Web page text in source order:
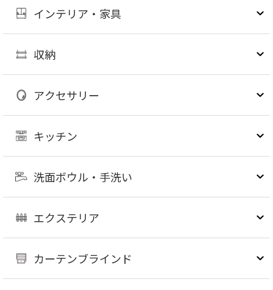
インテリア・家具
収納
アクセサリー
キッチン
洗面ボウル・手洗い
エクステリア
カーテンブラインド